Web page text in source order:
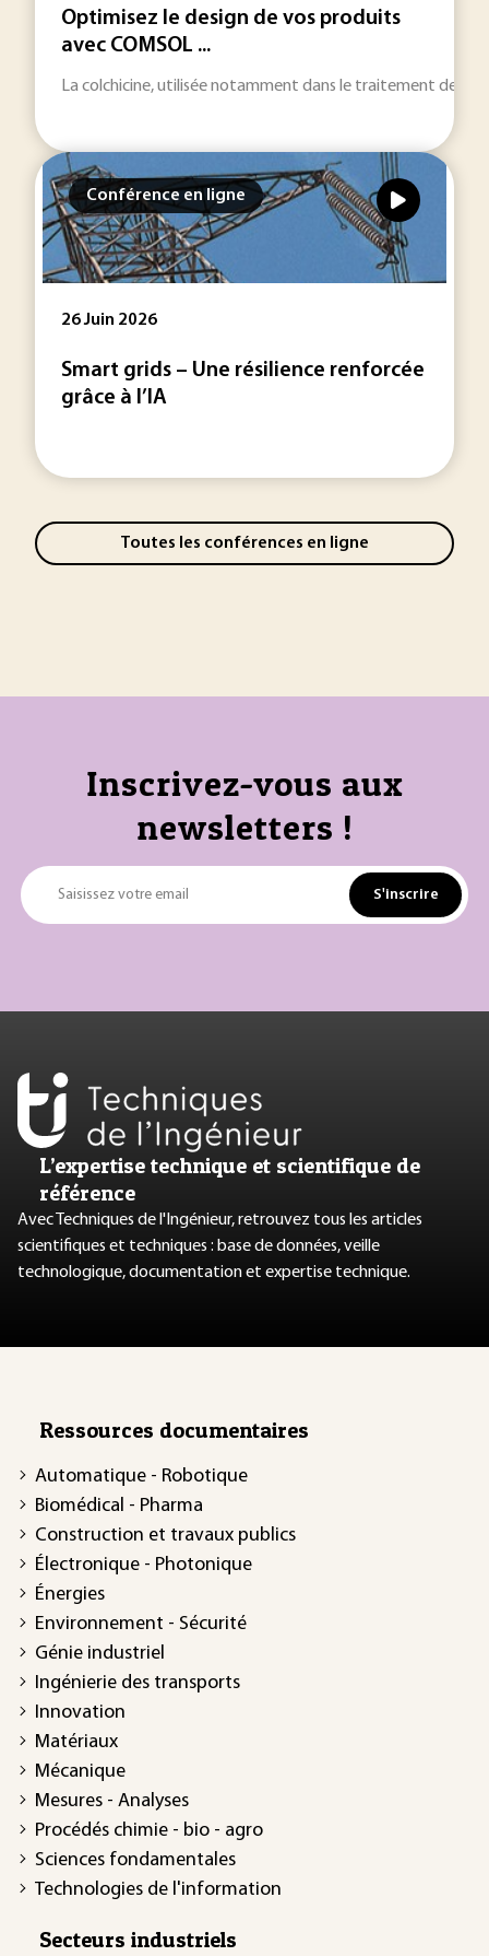
Optimisez le design de vos produits
avec COMSOL ...
La colchicine, utilisée notamment dans le traitement de la
Conférence en ligne
26 Juin 2026
Smart grids – Une résilience renforcée
grâce à l’IA
Toutes les conférences en ligne
Inscrivez-vous aux
newsletters !
Saisissez votre email S'inscrire
L’expertise technique et scientifique de
référence
Avec Techniques de l'Ingénieur, retrouvez tous les articles
scientifiques et techniques : base de données, veille
technologique, documentation et expertise technique.
Ressources documentaires
Automatique - Robotique
Biomédical - Pharma
Construction et travaux publics
Électronique - Photonique
Énergies
Environnement - Sécurité
Génie industriel
Ingénierie des transports
Innovation
Matériaux
Mécanique
Mesures - Analyses
Procédés chimie - bio - agro
Sciences fondamentales
Technologies de l'information
Secteurs industriels